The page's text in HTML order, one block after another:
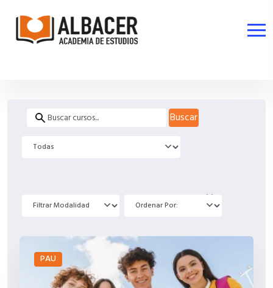
Buscar
PAU